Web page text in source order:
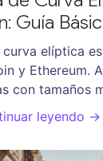
Guía
elíptica
y Ethereum.
con tamaños
funciona
matemático.
leyendo →